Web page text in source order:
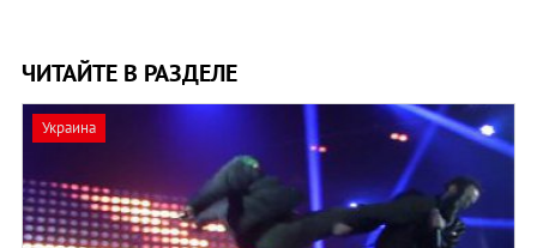
ЧИТАЙТЕ В РАЗДЕЛЕ
Украина